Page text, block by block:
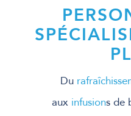
Du
aux infusions de